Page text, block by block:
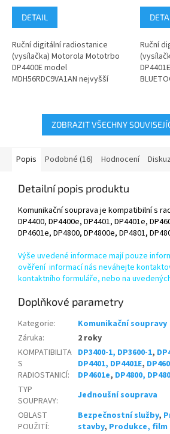
DETAIL
Ruční digitální radiostanice
(vysílačka) Motorola Mototrbo
DP4400E model
MDH56RDC9VA1AN nejvyšší
Ruční
ZOBRAZIT VŠECHNY
Popis Podobné (16) Hodnocení
Detailní popis produktu
Komunikační souprava je kompatibilní s
DP4400, DP4400e, DP4401, DP4401e,
DP4601e, DP4800, DP4800e, DP4801,
Výše uvedené informace mají pouze
ověření informací nás neváhejte
kontaktního formuláře, nebo na
Doplňkové parametry
Kategorie:
Komunikační soupravy
Záruka:
2 roky
KOMPATIBILITA
S
RADIOSTANICÍ:
DP3400-1, DP3600-1,
DP4401, DP4401E,
DP4601e, DP4800,
TYP
SOUPRAVY:
Jednoušní souprava
OBLAST
POUŽITÍ:
Bezpečnostní služby,
stavby, Produkce, film